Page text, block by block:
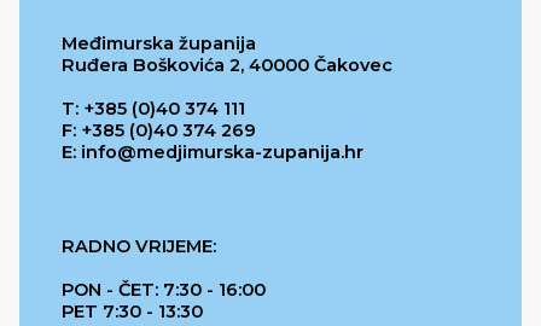
Međimurska županija
Ruđera Boškovića 2, 40000 Čakovec
T: +385 (0)40 374 111
F: +385 (0)40 374 269
E: info@medjimurska-zupanija.hr
RADNO VRIJEME:
PON - ČET: 7:30 - 16:00
PET 7:30 - 13:30